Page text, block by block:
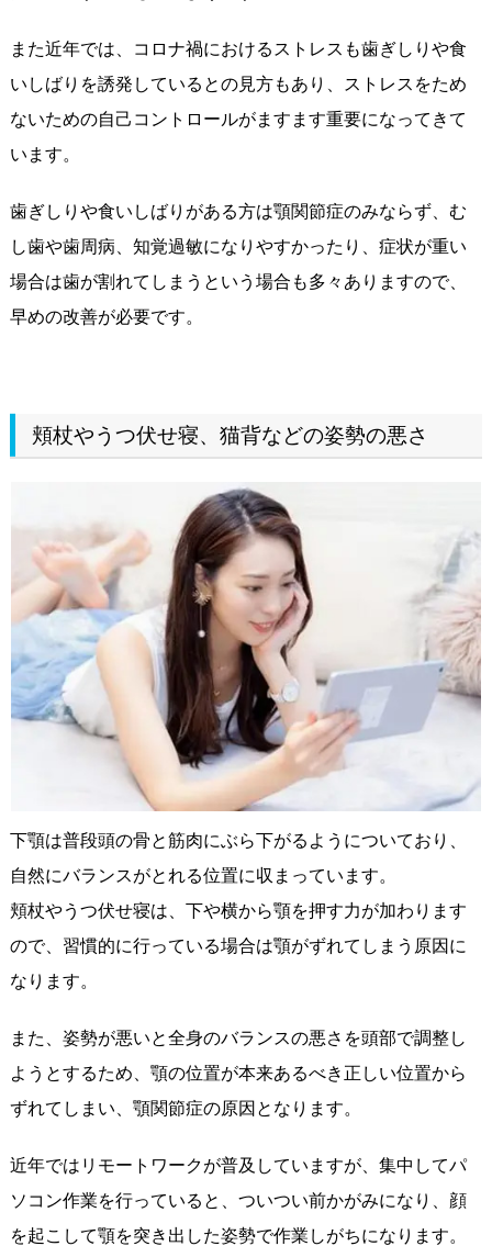
また近年では、コロナ禍におけるストレスも歯ぎしりや食
いしばりを誘発しているとの見方もあり、ストレスをため
ないための自己コントロールがますます重要になってきて
います。
歯ぎしりや食いしばりがある方は顎関節症のみならず、む
し歯や歯周病、知覚過敏になりやすかったり、症状が重い
場合は歯が割れてしまうという場合も多々ありますので、
早めの改善が必要です。
頬杖やうつ伏せ寝、猫背などの姿勢の悪さ
下顎は普段頭の骨と筋肉にぶら下がるようについており、
自然にバランスがとれる位置に収まっています。
頬杖やうつ伏せ寝は、下や横から顎を押す力が加わります
ので、習慣的に行っている場合は顎がずれてしまう原因に
なります。
また、姿勢が悪いと全身のバランスの悪さを頭部で調整し
ようとするため、顎の位置が本来あるべき正しい位置から
ずれてしまい、顎関節症の原因となります。
近年ではリモートワークが普及していますが、集中してパ
ソコン作業を行っていると、ついつい前かがみになり、顔
を起こして顎を突き出した姿勢で作業しがちになります。